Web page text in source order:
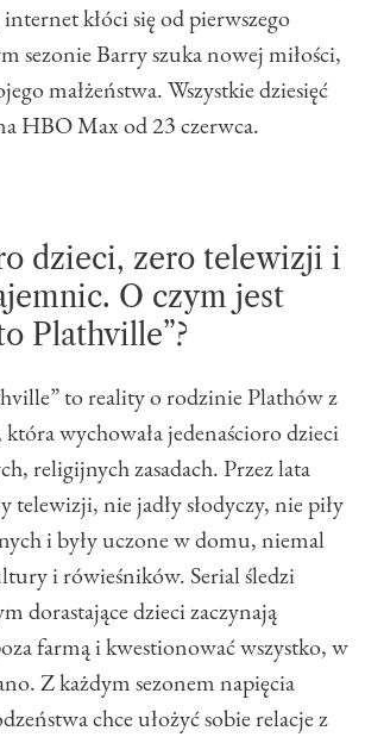
kłóci się od pierwszego
sezonie Barry szuka nowej miłości,
małżeństwa. Wszystkie dziesięć
HBO Max od 23 czerwca.
dzieci, zero telewizji i
O czym jest
Plathville”?
to reality o rodzinie Plathów z
wychowała jedenaścioro dzieci
religijnych zasadach. Przez lata
telewizji, nie jadły słodyczy, nie piły
i były uczone w domu, niemal
i rówieśników. Serial śledzi
dorastające dzieci zaczynają
farmą i kwestionować wszystko, w
Z każdym sezonem napięcia
chce ułożyć sobie relacje z